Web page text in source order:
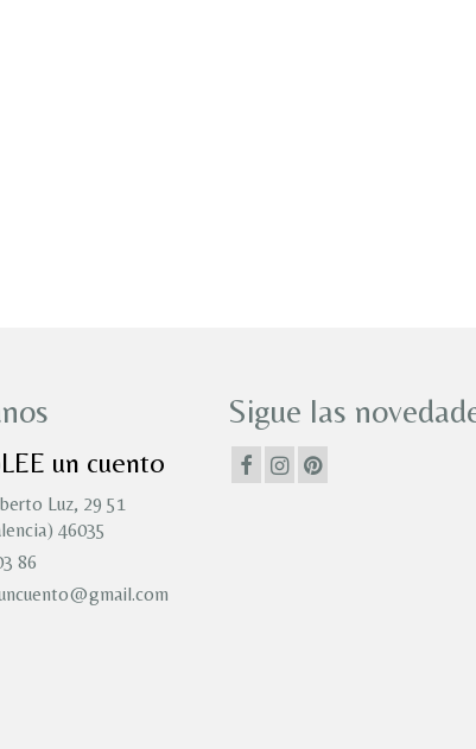
un cuento
Luz, 29 51
46035
86
Sigue las